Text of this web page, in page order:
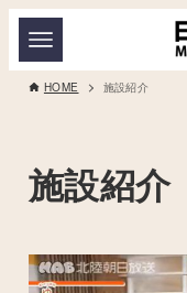
HOME 施設紹介
施設紹介